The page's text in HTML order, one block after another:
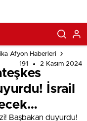
Afyon Haberleri
191
2 Kasım 2024
İsrail